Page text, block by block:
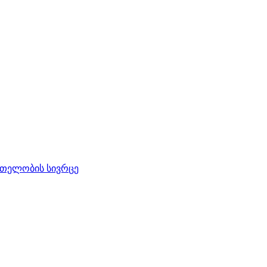
სივრცე